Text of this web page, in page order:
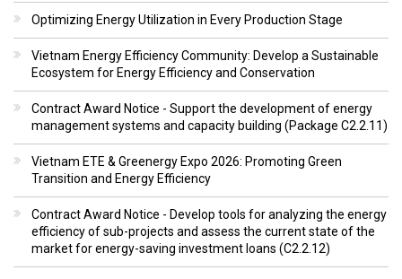
Optimizing Energy Utilization in Every Production Stage
Vietnam Energy Efficiency Community: Develop a Sustainable
Ecosystem for Energy Efficiency and Conservation
Contract Award Notice - Support the development of energy
management systems and capacity building (Package C2.2.11)
Vietnam ETE & Greenergy Expo 2026: Promoting Green
Transition and Energy Efficiency
Contract Award Notice - Develop tools for analyzing the energy
efficiency of sub-projects and assess the current state of the
market for energy-saving investment loans (C2.2.12)